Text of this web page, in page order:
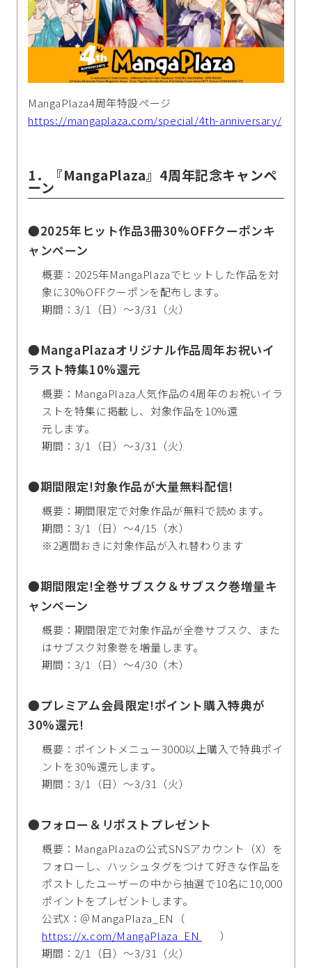
MangaPlaza4周年特設ページ
https://mangaplaza.com/special/4th-anniversary/
1．『MangaPlaza』4周年記念キャンペ
ーン
●2025年ヒット作品3冊30%OFFクーポンキ
ャンペーン
概要：2025年MangaPlazaでヒットした作品を対
象に30%OFFクーポンを配布します。
期間：3/1（日）～3/31（火）
●MangaPlazaオリジナル作品周年お祝いイ
ラスト特集10%還元
概要：MangaPlaza人気作品の4周年のお祝いイラ
ストを特集に掲載し、対象作品を10%還
元します。
期間：3/1（日）～3/31（火）
●期間限定!対象作品が大量無料配信!
概要：期間限定で対象作品が無料で読めます。
期間：3/1（日）～4/15（水）
※2週間おきに対象作品が入れ替わります
●期間限定!全巻サブスク＆サブスク巻増量キ
ャンペーン
概要：期間限定で対象作品が全巻サブスク、また
はサブスク対象巻を増量します。
期間：3/1（日）～4/30（木）
●プレミアム会員限定!ポイント購入特典が
30%還元!
概要：ポイントメニュー3000以上購入で特典ポイ
ントを30%還元します。
期間：3/1（日）～3/31（火）
●フォロー＆リポストプレゼント
概要：MangaPlazaの公式SNSアカウント（X）を
フォローし、ハッシュタグをつけて好きな作品を
ポストしたユーザーの中から抽選で10名に10,000
ポイントをプレゼントします。
公式X：＠MangaPlaza_EN（
https://x.com/MangaPlaza_EN
）
期間：2/1（日）～3/31（火）